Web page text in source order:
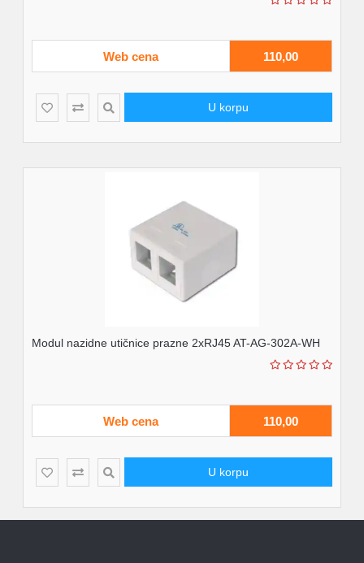
Web cena 110,00
U korpu
Modul nazidne utičnice prazne 2xRJ45 AT-AG-302A-WH
Web cena 110,00
U korpu